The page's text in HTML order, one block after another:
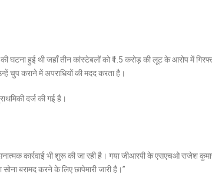
घटना हुई थी जहाँ तीन कांस्टेबलों को ₹1.5 करोड़ की लूट के आरोप में
चुप कराने में अपराधियों की मदद करता है।
दर्ज की गई है।
कार्रवाई भी शुरू की जा रही है। गया जीआरपी के एसएचओ राजेश
बरामद करने के लिए छापेमारी जारी है।”